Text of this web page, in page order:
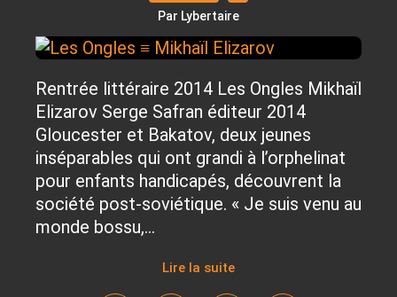
Par Lybertaire
Rentrée littéraire 2014 Les Ongles Mikhaïl
Elizarov Serge Safran éditeur 2014
Gloucester et Bakatov, deux jeunes
inséparables qui ont grandi à l’orphelinat
pour enfants handicapés, découvrent la
société post-soviétique. « Je suis venu au
monde bossu,...
Lire la suite